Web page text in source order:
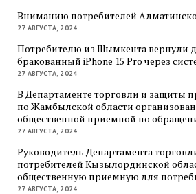
Вниманию потребителей
27 АВГУСТА, 2024
Потребителю из Шымкента вернули
бракованный iPhone 15 Pro через
27 АВГУСТА, 2024
В Департаменте торговли и защиты
по Жамбылской области
общественной приемной по
27 АВГУСТА, 2024
Руководитель Департамента
потребителей Кызылординской
общественную приемную для
27 АВГУСТА, 2024